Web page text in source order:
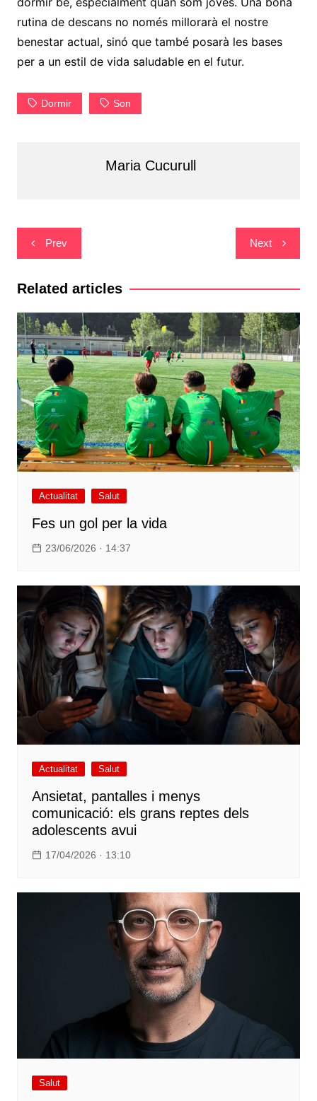
rutina de descans no només millorarà el nostre
benestar actual, sinó que també posarà les bases
per a un estil de vida saludable en el futur.
Dormir Son
Maria Cucurull
Navegació
d'entrades
Prev Next
Related articles
Actualitat Salut
Fes un gol per la vida
23/06/2026 · 14:37
Actualitat Salut
Ansietat, pantalles i menys
comunicació: els grans reptes dels
adolescents avui
17/04/2026 · 13:10
Salut